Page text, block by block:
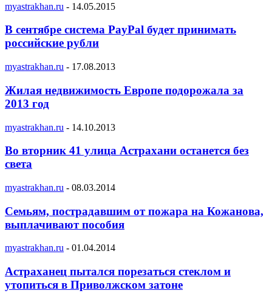
myastrakhan.ru - 14.05.2015
В сентябре система PayPal будет принимать
российские рубли
myastrakhan.ru - 17.08.2013
Жилая недвижимость Европе подорожала за
2013 год
myastrakhan.ru - 14.10.2013
Во вторник 41 улица Астрахани останется без
света
myastrakhan.ru - 08.03.2014
Семьям, пострадавшим от пожара на Кожанова,
выплачивают пособия
myastrakhan.ru - 01.04.2014
Астраханец пытался порезаться стеклом и
утопиться в Приволжском затоне